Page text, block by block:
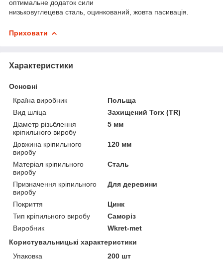
оптимальне додаток сили
низьковуглецева сталь, оцинкований, жовта пасивація.
Приховати
Характеристики
Основні
Країна виробник
Польща
Вид шліца
Захищений Torx (TR)
Діаметр різьблення
кріпильного виробу
5 мм
Довжина кріпильного
виробу
120 мм
Матеріал кріпильного
виробу
Сталь
Призначення кріпильного
виробу
Для деревини
Покриття
Цинк
Тип кріпильного виробу
Саморіз
Виробник
Wkret-met
Користувальницькі характеристики
Упаковка
200 шт